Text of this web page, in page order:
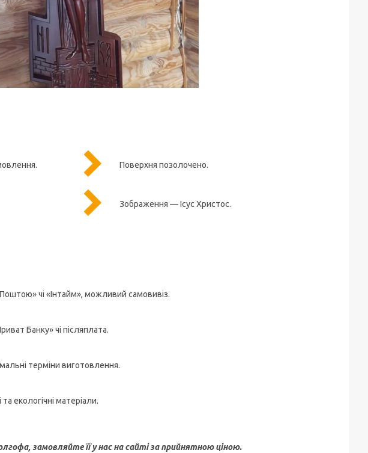
Поверхня позолочено.
Зображення — Ісус Христос.
чі «Інтайм», можливий самовивіз.
Банку» чі післяплата.
терміни виготовлення.
екологічні матеріали.
замовляйте її у нас на сайті за прийнятною ціною.